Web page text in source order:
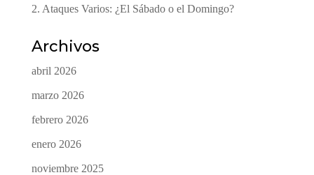
2. Ataques Varios: ¿El Sábado o el Domingo?
Archivos
abril 2026
marzo 2026
febrero 2026
enero 2026
noviembre 2025